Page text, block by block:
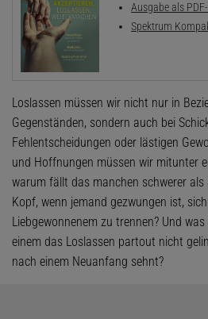
Ausgabe als
Spektrum
Loslassen müssen wir nicht nur in
Gegenständen, sondern auch bei
Fehlentscheidungen oder lästigen
und Hoffnungen müssen wir mitunter
warum fällt das manchen schwerer als
Kopf, wenn jemand gezwungen ist,
Liebgewonnenem zu trennen? Und
einem das Loslassen partout nicht
nach einem Neuanfang sehnt?